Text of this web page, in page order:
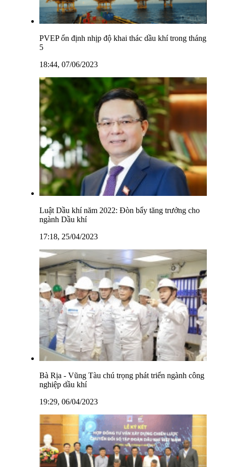
PVEP ổn định nhịp độ khai thác dầu khí trong tháng
5
18:44, 07/06/2023
Luật Dầu khí năm 2022: Đòn bẩy tăng trưởng cho
ngành Dầu khí
17:18, 25/04/2023
Bà Rịa - Vũng Tàu chú trọng phát triển ngành công
nghiệp dầu khí
19:29, 06/04/2023